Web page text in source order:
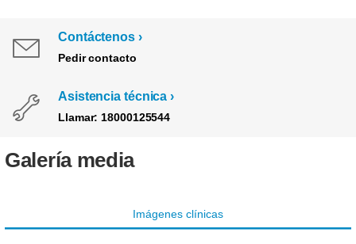
Contáctenos
Pedir contacto
Asistencia técnica
Llamar: 18000125544
Galería media
Imágenes clínicas